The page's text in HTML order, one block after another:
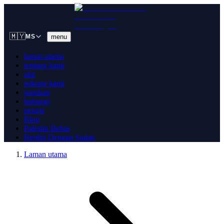
🇲🇾MS menu
laman utama
tentang kami
alat
sokong kami
pasukan
hubungi
penaja
Blog
Palestin Bebas
Berdiri Dengan Sudan
Laman utama